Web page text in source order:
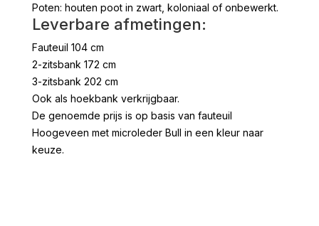
Poten: houten poot in zwart, koloniaal of onbewerkt.
Leverbare afmetingen:
Fauteuil 104 cm
2-zitsbank 172 cm
3-zitsbank 202 cm
Ook als hoekbank verkrijgbaar.
De genoemde prijs is op basis van fauteuil
Hoogeveen met microleder Bull in een kleur naar
keuze.